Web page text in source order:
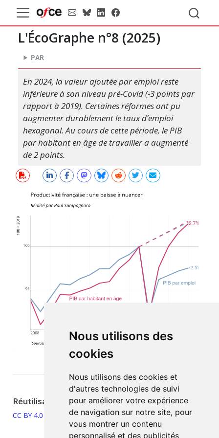
Nous utilisons des
cookies
Nous utilisons des cookies et
d'autres technologies de suivi
pour améliorer votre expérience
de navigation sur notre site, pour
vous montrer un contenu
personnalisé et des publicités
L'ÉcoGraphe n°8 (2025)
PAR
En 2024, la valeur ajoutée par emploi reste
inférieure à son niveau pré-Covid (-3 points par
rapport à 2019). Certaines réformes ont pu
augmenter durablement le taux d’emploi
hexagonal. Au cours de cette période, le PIB
par habitant en âge de travailler a augmenté
de 2 points.
Réutilisation
CC BY 4.0